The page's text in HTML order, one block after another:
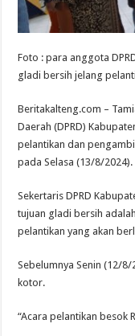
Foto : para anggota
gladi bersih jelang
Beritakalteng.com –
Daerah (DPRD)
pelantikan dan
pada Selasa (13/8/2024).
Sekertaris DPRD
tujuan gladi bersih
pelantikan yang akan
Sebelumnya Senin (12/
kotor.
“Acara pelantikan besok